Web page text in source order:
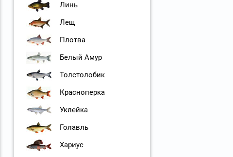
Линь
Лещ
Плотва
Белый Амур
Толстолобик
Красноперка
Уклейка
Голавль
Хариус